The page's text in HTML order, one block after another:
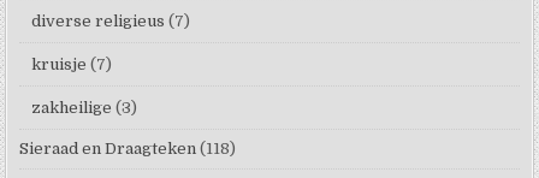
diverse religieus (7)
kruisje (7)
zakheilige (3)
Sieraad en Draagteken (118)